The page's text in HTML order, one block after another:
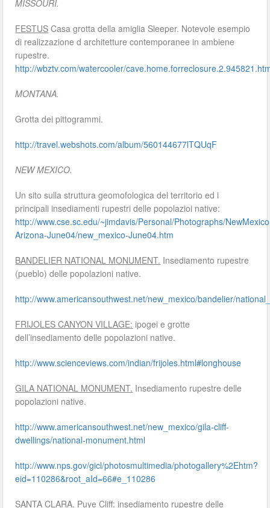
MISSOURI.
FESTUS Casa grotta della amiglia Sleeper. Notevole esempio
di realizzazione d architetture contemporanee in ambiene
rupestre.
http://wbztv.com/watercooler/
MONTANA.
Grotta dei pittogrammi.
http://travel.webshots.com/album/560144677lTQUqF
NEW MEXICO.
Un sito sulla struttura geomofologica del territorio ed i
principali insediamenti rupestri delle popolazioi native:
http://www.cse.sc.edu/~jimdavis/Personal/Photographs/
Arizona-June04/new_mexico-June04.htm
BANDELIER NATIONAL MONUMENT. Insediamento rupestre
(pueblo) delle popolazioni native.
http://www.americansouthwest.net/new_mexico/bandelier/
FRIJOLES CANYON VILLAGE: ipogei e grotte
dell’insediamento delle popolazioni native.
http://www.scienceviews.com/indian/frijoles.html#longhouse
GILA NATIONAL MONUMENT. Insediamento rupestre delle
popolazioni native.
http://www.americansouthwest.net/new_mexico/gila-cliff-
dwellings/national-monument.html
http://www.nps.gov/gicl/photosmultimedia/photogallery%2Ehtm?
eid=110286&root_aId=66#e_110286
SANTA CLARA. Puye Cliff: insediamento rupestre delle